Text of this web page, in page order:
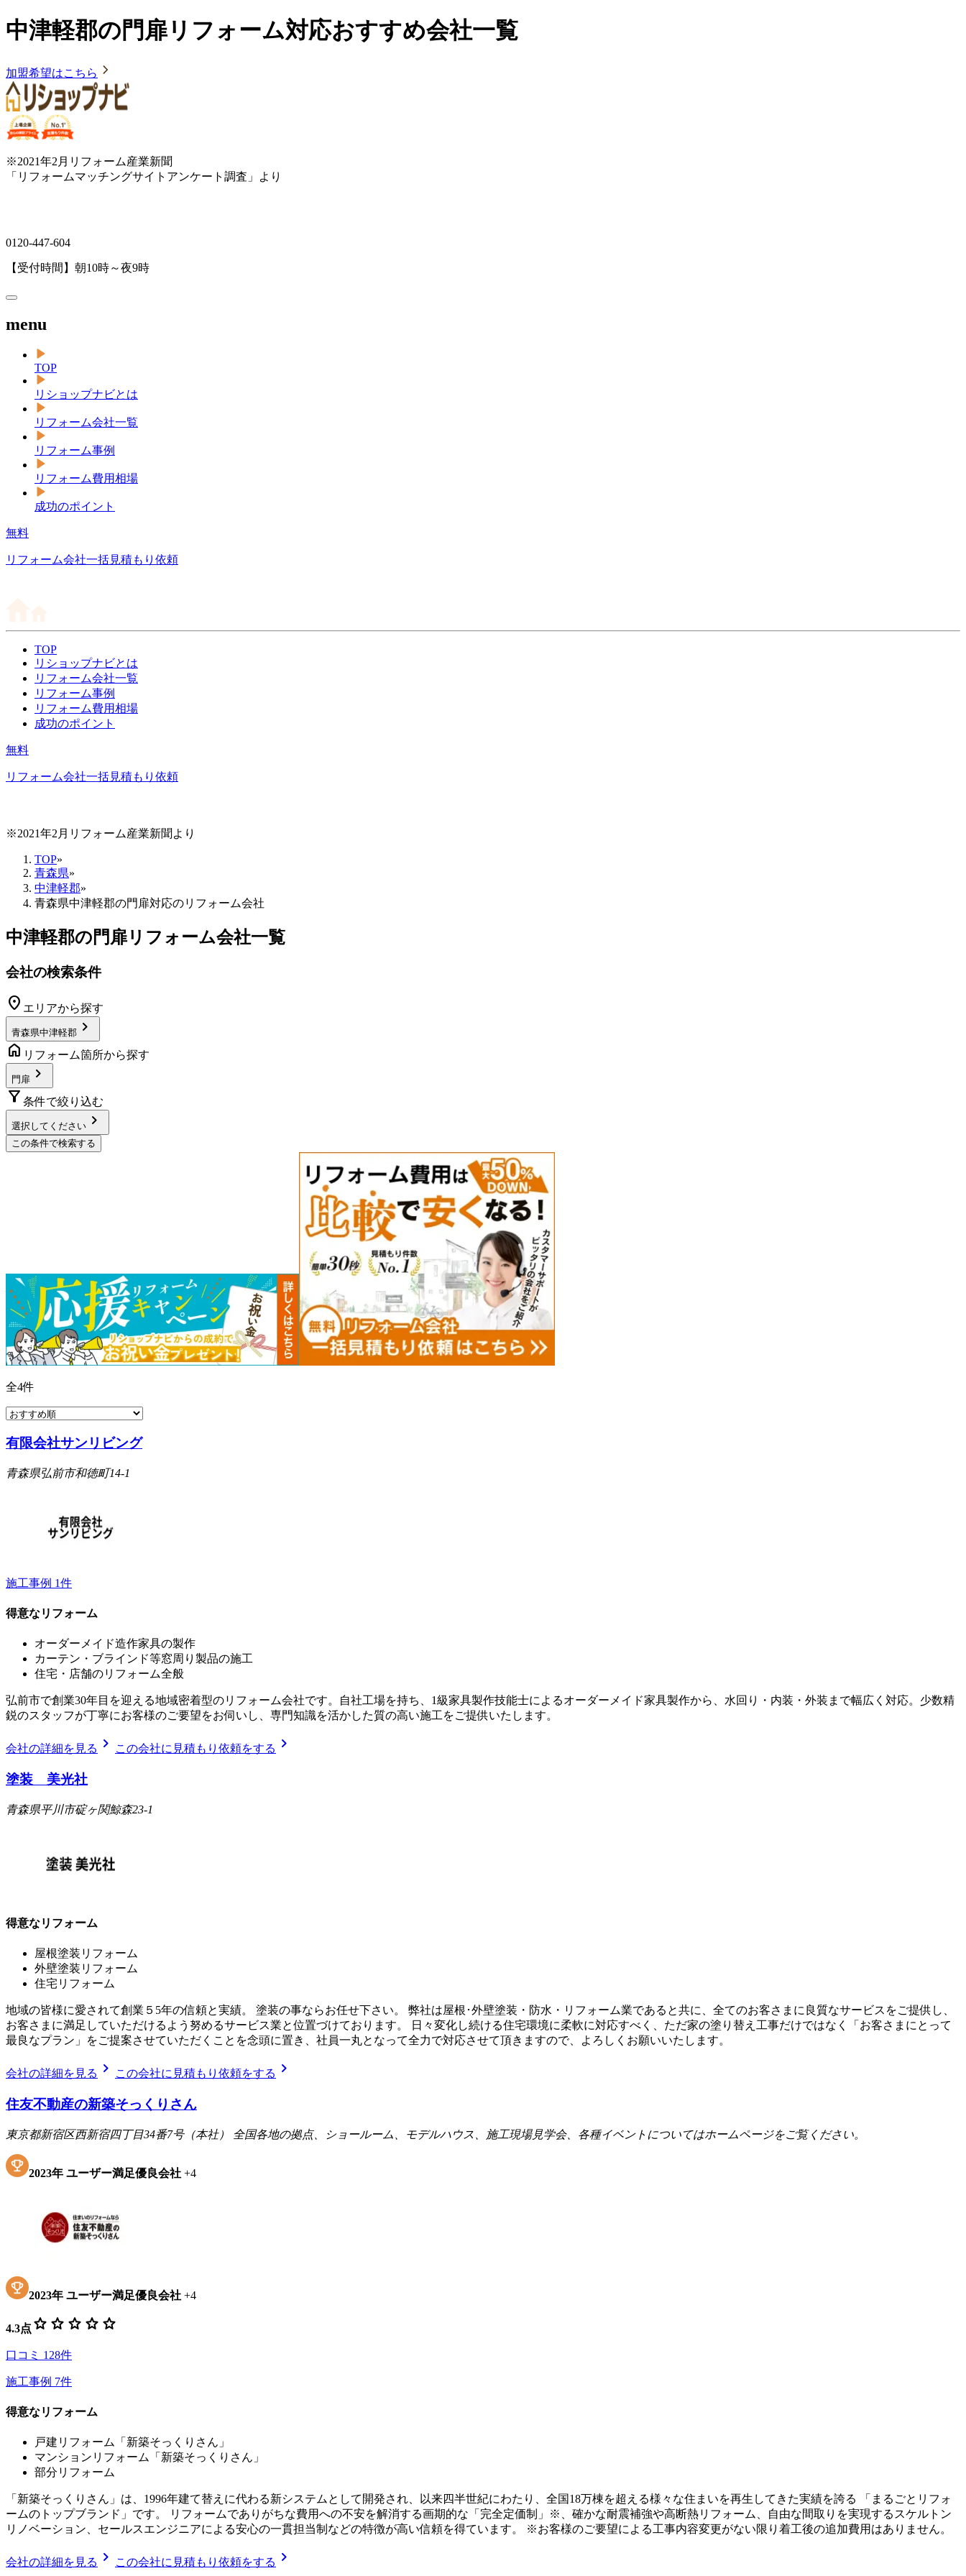
中津軽郡の門扉リフォーム対応おすすめ会社一覧
加盟希望はこちら
※2021年2月リフォーム産業新聞
「リフォームマッチングサイトアンケート調査」より
0120-447-604
【受付時間】朝10時～夜9時
menu
TOP
リショップナビとは
リフォーム会社一覧
リフォーム事例
リフォーム費用相場
成功のポイント
無料
リフォーム会社一括見積もり依頼
TOP
リショップナビとは
リフォーム会社一覧
リフォーム事例
リフォーム費用相場
成功のポイント
無料
リフォーム会社一括見積もり依頼
※2021年2月リフォーム産業新聞より
TOP»
青森県»
中津軽郡»
青森県中津軽郡の門扉対応のリフォーム会社
中津軽郡の門扉リフォーム会社一覧
会社の検索条件
location_on エリアから探す
青森県中津軽郡 chevron_right
home リフォーム箇所から探す
門扉 chevron_right
filter_alt 条件で絞り込む
選択してください chevron_right
この条件で検索する
全4件
有限会社サンリビング
青森県弘前市和徳町14-1
施工事例 1件
得意なリフォーム
オーダーメイド造作家具の製作
カーテン・ブラインド等窓周り製品の施工
住宅・店舗のリフォーム全般
弘前市で創業30年目を迎える地域密着型のリフォーム会社です。自社工場を持ち、1級家具製作技能士によるオーダーメイド家具製作から、水回り・内装・外装まで幅広く対応。少数精
鋭のスタッフが丁寧にお客様のご要望をお伺いし、専門知識を活かした質の高い施工をご提供いたします。
会社の詳細を見る chevron_right この会社に見積もり依頼をする chevron_right
塗装 美光社
青森県平川市碇ヶ関鯨森23-1
得意なリフォーム
屋根塗装リフォーム
外壁塗装リフォーム
住宅リフォーム
地域の皆様に愛されて創業５5年の信頼と実績。 塗装の事ならお任せ下さい。 弊社は屋根･外壁塗装・防水・リフォーム業であると共に、全てのお客さまに良質なサービスをご提供し、
お客さまに満足していただけるよう努めるサービス業と位置づけております。 日々変化し続ける住宅環境に柔軟に対応すべく、ただ家の塗り替え工事だけではなく「お客さまにとって
最良なプラン」をご提案させていただくことを念頭に置き、社員一丸となって全力で対応させて頂きますので、よろしくお願いいたします。
会社の詳細を見る chevron_right この会社に見積もり依頼をする chevron_right
住友不動産の新築そっくりさん
東京都新宿区西新宿四丁目34番7号（本社） 全国各地の拠点、ショールーム、モデルハウス、施工現場見学会、各種イベントについてはホームページをご覧ください。
2023年 ユーザー満足優良会社 +4
2023年 ユーザー満足優良会社 +4
4.3点 star star star star star
口コミ 128件
施工事例 7件
得意なリフォーム
戸建リフォーム「新築そっくりさん」
マンションリフォーム「新築そっくりさん」
部分リフォーム
「新築そっくりさん」は、1996年建て替えに代わる新システムとして開発され、以来四半世紀にわたり、全国18万棟を超える様々な住まいを再生してきた実績を誇る 「まるごとリフォ
ームのトップブランド」です。 リフォームでありがちな費用への不安を解消する画期的な「完全定価制」※、確かな耐震補強や高断熱リフォーム、自由な間取りを実現するスケルトン
リノベーション、セールスエンジニアによる安心の一貫担当制などの特徴が高い信頼を得ています。 ※お客様のご要望による工事内容変更がない限り着工後の追加費用はありません。
会社の詳細を見る chevron_right この会社に見積もり依頼をする chevron_right